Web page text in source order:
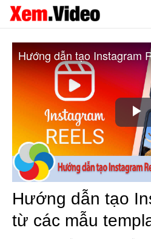
Hướng dẫn tạo
từ các mẫu